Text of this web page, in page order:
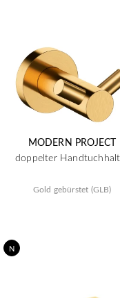
MODERN PROJECT
doppelter
Gold gebürstet (GLB)
N